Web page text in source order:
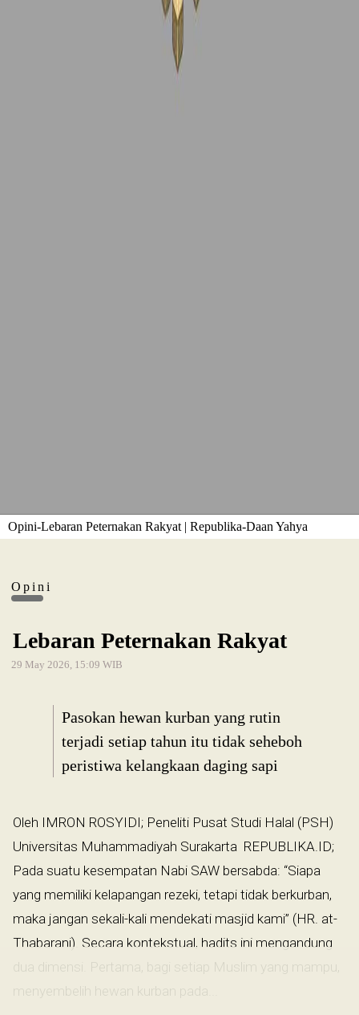
Opini-Lebaran Peternakan Rakyat | Republika-Daan Yahya
Opini
Lebaran Peternakan Rakyat
29 May 2026, 15:09 WIB
Pasokan hewan kurban yang rutin
terjadi setiap tahun itu tidak seheboh
peristiwa kelangkaan daging sapi
Oleh IMRON ROSYIDI; Peneliti Pusat Studi Halal (PSH)
Universitas Muhammadiyah Surakarta REPUBLIKA.ID;
Pada suatu kesempatan Nabi SAW bersabda: “Siapa
yang memiliki kelapangan rezeki, tetapi tidak berkurban,
maka jangan sekali-kali mendekati masjid kami” (HR. at-
Thabarani). Secara kontekstual, hadits ini mengandung
dua dimensi. Pertama, bagi setiap Muslim yang mampu,
menyembelih hewan kurban pada...